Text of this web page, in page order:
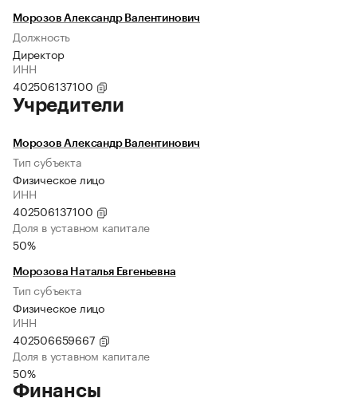
Морозов Александр Валентинович
Должность
Директор
ИНН
402506137100
Учредители
Морозов Александр Валентинович
Тип субъекта
Физическое лицо
ИНН
402506137100
Доля в уставном капитале
50%
Морозова Наталья Евгеньевна
Тип субъекта
Физическое лицо
ИНН
402506659667
Доля в уставном капитале
50%
Финансы